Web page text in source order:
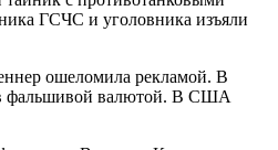
ГСЧС и уголовника изъяли
ошеломила рекламой. В
фальшивой валютой. В США